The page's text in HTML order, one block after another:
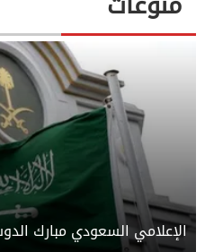
الإعلامي السعودي مبارك